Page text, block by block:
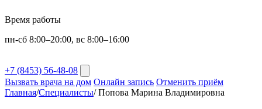
Время работы
пн-сб 8:00–20:00, вс 8:00–16:00
+7 (8453) 56-48-08
Вызвать врача на дом Онлайн запись Отменить приём
Главная/Специалисты/ Попова Марина Владимировна